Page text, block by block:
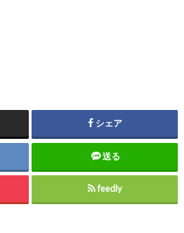
シェア
送る
feedly